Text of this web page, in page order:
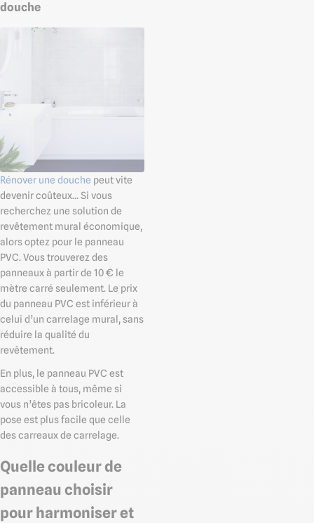
douche
Rénover une douche peut vite
devenir coûteux… Si vous
recherchez une solution de
revêtement mural économique,
alors optez pour le panneau
PVC. Vous trouverez des
panneaux à partir de 10 € le
mètre carré seulement. Le prix
du panneau PVC est inférieur à
celui d’un carrelage mural, sans
réduire la qualité du
revêtement.
En plus, le panneau PVC est
accessible à tous, même si
vous n’êtes pas bricoleur. La
pose est plus facile que celle
des carreaux de carrelage.
Quelle couleur de
panneau choisir
pour harmoniser et